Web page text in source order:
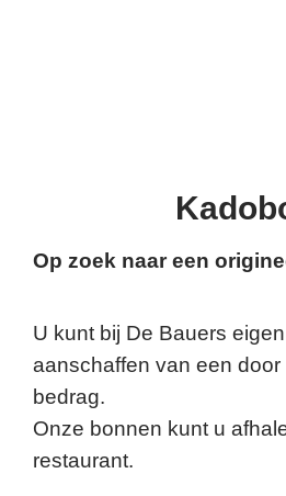
Op zoek naar een
U kunt bij De Bauers
aanschaffen van een
bedrag.
Onze bonnen kunt u
restaurant.